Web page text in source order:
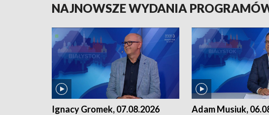
NAJNOWSZE WYDANIA
Ignacy Gromek, 07.08.2026 Adam Musiuk,